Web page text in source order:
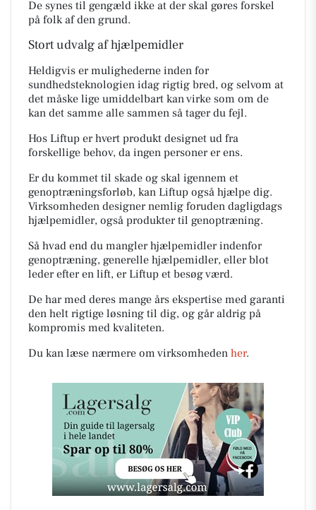
De synes til gengæld ikke at der skal gøres forskel
på folk af den grund.
Stort udvalg af hjælpemidler
Heldigvis er mulighederne inden for
sundhedsteknologien idag rigtig bred, og selvom at
det måske lige umiddelbart kan virke som om de
kan det samme alle sammen så tager du fejl.
Hos Liftup er hvert produkt designet ud fra
forskellige behov, da ingen personer er ens.
Er du kommet til skade og skal igennem et
genoptræningsforløb, kan Liftup også hjælpe dig.
Virksomheden designer nemlig foruden dagligdags
hjælpemidler, også produkter til genoptræning.
Så hvad end du mangler hjælpemidler indenfor
genoptræning, generelle hjælpemidler, eller blot
leder efter en lift, er Liftup et besøg værd.
De har med deres mange års ekspertise med garanti
den helt rigtige løsning til dig, og går aldrig på
kompromis med kvaliteten.
Du kan læse nærmere om virksomheden her.